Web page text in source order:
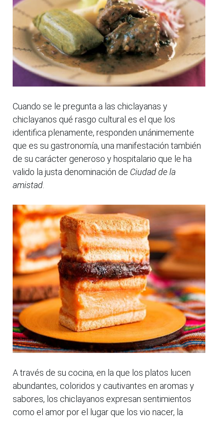
Cuando se le pregunta a las chiclayanas y
chiclayanos qué rasgo cultural es el que los
identifica plenamente, responden unánimemente
que es su gastronomía, una manifestación también
de su carácter generoso y hospitalario que le ha
valido la justa denominación de Ciudad de la
amistad.
A través de su cocina, en la que los platos lucen
abundantes, coloridos y cautivantes en aromas y
sabores, los chiclayanos expresan sentimientos
como el amor por el lugar que los vio nacer, la